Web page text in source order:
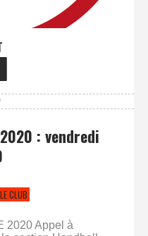
: vendredi
CLUB
2020 Appel à